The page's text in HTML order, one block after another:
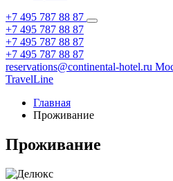
+7 495 787 88 87
+7 495 787 88 87
+7 495 787 88 87
+7 495 787 88 87
reservations@continental-hotel.ru
TravelLine
Главная
Проживание
Проживание